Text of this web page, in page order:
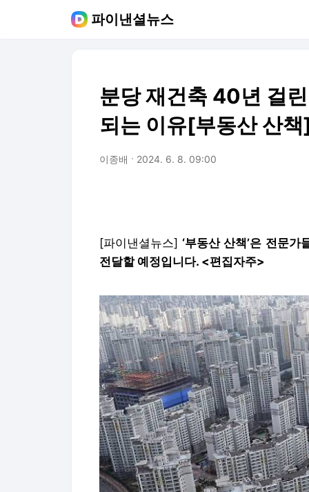
파이낸셜뉴스
분당 재건축 40년 걸
되는 이유[부동산 산
이종배 2024. 6. 8. 09:00
[파이낸셜뉴스] ‘부동산 산책’은 전문
전달할 예정입니다. <편집자주>